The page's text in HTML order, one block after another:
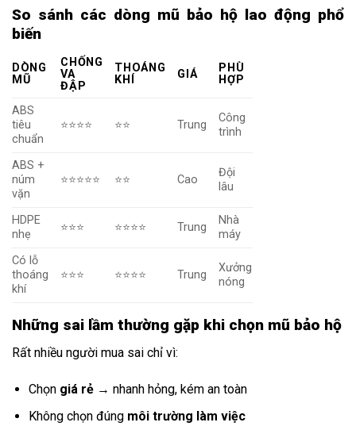
So sánh các dòng mũ bảo hộ lao động phổ
biến
DÒNG
MŨ
CHỐNG
VA
ĐẬP
THOÁNG
KHÍ
GIÁ
PHÙ
HỢP
ABS
tiêu
chuẩn
⭐⭐⭐⭐ ⭐⭐ Trung
Công
trình
ABS +
núm
vặn
⭐⭐⭐⭐⭐ ⭐⭐ Cao
Đội
lâu
HDPE
nhẹ
⭐⭐⭐ ⭐⭐⭐⭐ Trung
Nhà
máy
Có lỗ
thoáng
khí
⭐⭐⭐ ⭐⭐⭐⭐ Trung
Xưởng
nóng
Những sai lầm thường gặp khi chọn mũ bảo hộ
Rất nhiều người mua sai chỉ vì:
Chọn giá rẻ→ nhanh hỏng, kém an toàn
Không chọn đúng môi trường làm việc